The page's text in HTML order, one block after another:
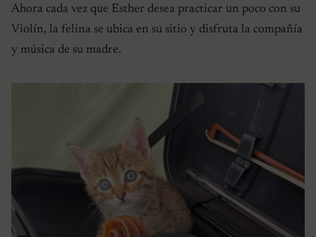
Ahora cada vez que Esther desea practicar un poco con su
Violín, la felina se ubica en su sitio y disfruta la compañía
y música de su madre.